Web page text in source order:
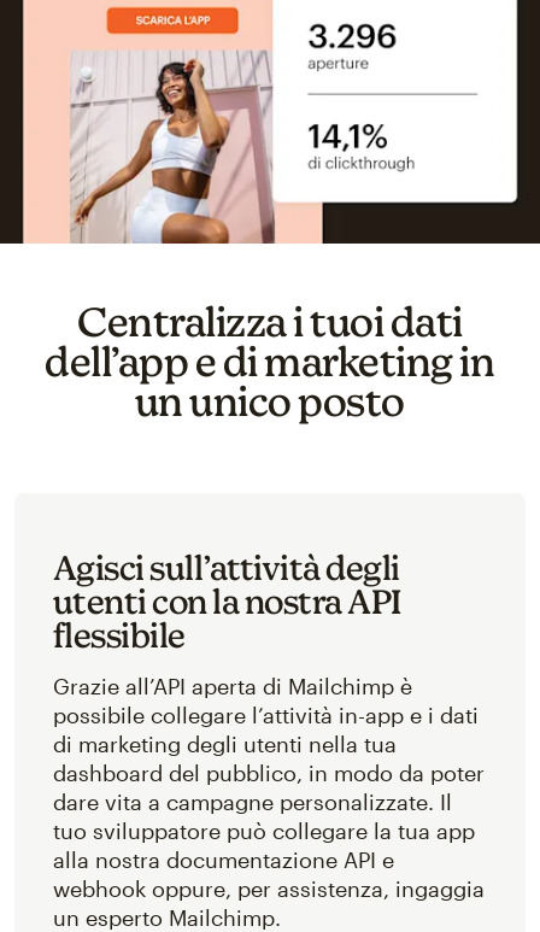
Centralizza i tuoi dati
dell’app e di marketing in
un unico posto
Agisci sull’attività degli
utenti con la nostra API
flessibile
Grazie all’API aperta di Mailchimp è
possibile collegare l’attività in-app e i dati
di marketing degli utenti nella tua
dashboard del pubblico, in modo da poter
dare vita a campagne personalizzate. Il
tuo sviluppatore può collegare la tua app
alla nostra documentazione API e
webhook oppure, per assistenza, ingaggia
un esperto Mailchimp.